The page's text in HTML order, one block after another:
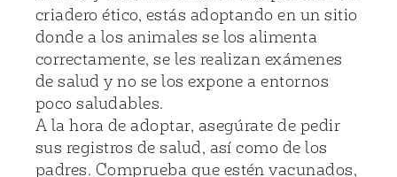
criadero ético, estás adoptando en un sitio
donde a los animales se los alimenta
correctamente, se les realizan exámenes
de salud y no se los expone a entornos
poco saludables.
A la hora de adoptar, asegúrate de pedir
sus registros de salud, así como de los
padres. Comprueba que estén vacunados,